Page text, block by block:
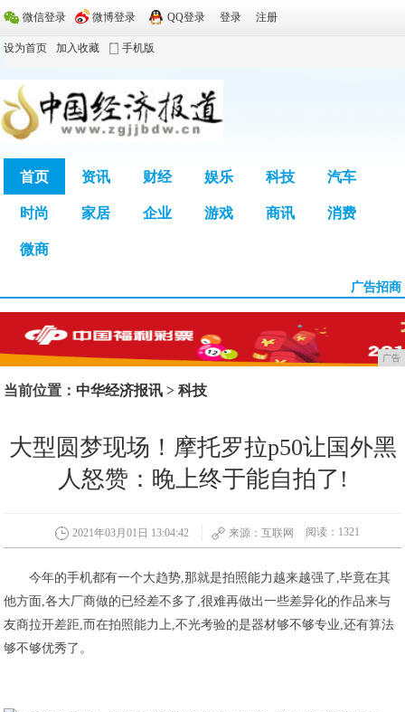
微信登录 微博登录 QQ登录 登录 注册
设为首页 加入收藏 手机版
首页 资讯 财经 娱乐 科技 汽车
时尚 家居 企业 游戏 商讯 消费
微商
广告招商
广告
当前位置： 中华经济报讯 >科技
大型圆梦现场！摩托罗拉p50让国外黑
人怒赞：晚上终于能自拍了!
2021年03月01日 13:04:42 来源：互联网 阅读：1321
今年的手机都有一个大趋势,那就是拍照能力越来越强了,毕竟在其
他方面,各大厂商做的已经差不多了,很难再做出一些差异化的作品来与
友商拉开差距,而在拍照能力上,不光考验的是器材够不够专业,还有算法
够不够优秀了。